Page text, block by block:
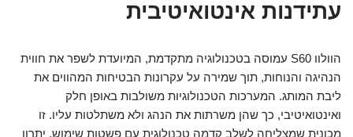
עתידנות אינטואיטיבית
הוולוו S60 עמוסה בטכנולוגיה מתקדמת, המיועדת לשפר את חווית
הנהיגה והנוחות, תוך שמירה על עקרונות הבטיחות המהווים את
ליבת המותג. המערכות הטכנולוגיות משולבות באופן חלק
ואינטואיטיבי, כך שהן משרתות את הנהג ולא משתלטות עליו. זו
מכונית שמצליחה לשלב קדמה טכנולוגית עם פשטות שימוש, יתרון